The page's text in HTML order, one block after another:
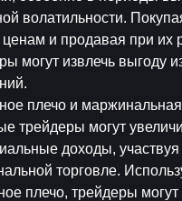
волатильности.
ценам и продавая при их
могут извлечь выгоду
плечо и
трейдеры могут
доходы, участвуя
торговле.
плечо, трейдеры